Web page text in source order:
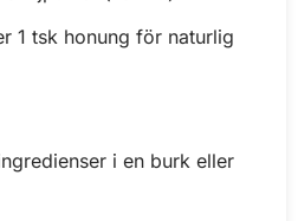
1 tsk honung för naturlig
i en burk eller